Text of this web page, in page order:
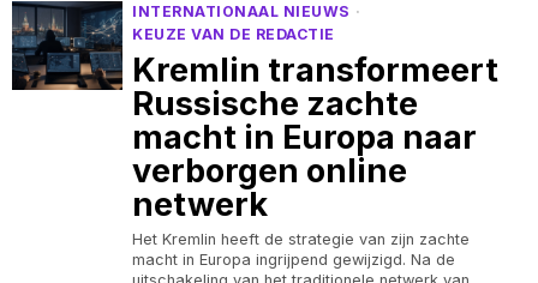
INTERNATIONAAL NIEUWS ·
KEUZE VAN DE REDACTIE
Kremlin transformeert
Russische zachte
macht in Europa naar
verborgen online
netwerk
Het Kremlin heeft de strategie van zijn zachte
macht in Europa ingrijpend gewijzigd. Na de